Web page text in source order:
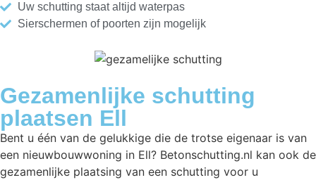
Uw schutting staat altijd waterpas
Sierschermen of poorten zijn mogelijk
Gezamenlijke schutting
plaatsen Ell
Bent u één van de gelukkige die de trotse eigenaar is van
een nieuwbouwwoning in Ell? Betonschutting.nl kan ook de
gezamenlijke plaatsing van een schutting voor u